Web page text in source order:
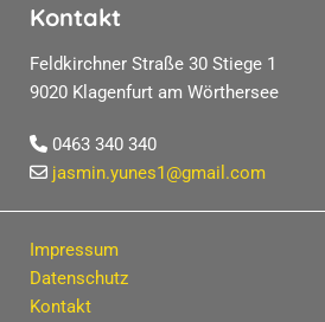
Kontakt
Feldkirchner Straße 30 Stiege 1
9020 Klagenfurt am Wörthersee
 0463 340 340
 jasmin.yunes1@gmail.com
Impressum
Datenschutz
Kontakt